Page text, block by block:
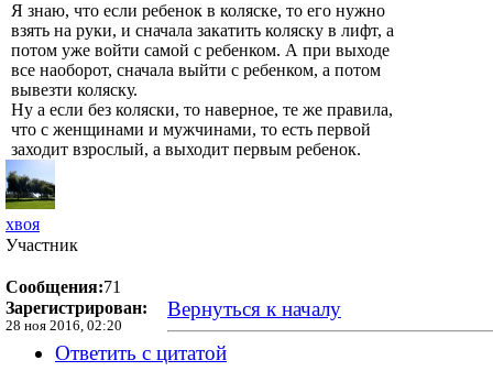
Я знаю, что если ребенок в коляске, то его нужно
взять на руки, и сначала закатить коляску в лифт, а
потом уже войти самой с ребенком. А при выходе
все наоборот, сначала выйти с ребенком, а потом
вывезти коляску.
Ну а если без коляски, то наверное, те же правила,
что с женщинами и мужчинами, то есть первой
заходит взрослый, а выходит первым ребенок.
хвоя
Участник
Сообщения:71
Зарегистрирован:
28 ноя 2016, 02:20
Вернуться к началу
Ответить с цитатой